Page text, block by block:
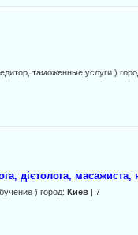
таможенные услуги )
дієтолога,
) город: Киев| 7